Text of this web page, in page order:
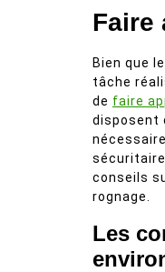
Faire
Bien que
tâche
de faire
disposent
conseils
rognage.
Les